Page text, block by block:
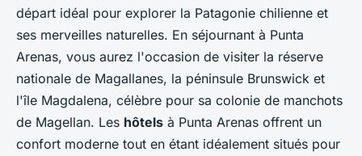
départ idéal pour explorer la Patagonie chilienne et
ses merveilles naturelles. En séjournant à Punta
Arenas, vous aurez l'occasion de visiter la réserve
nationale de Magallanes, la péninsule Brunswick et
l'île Magdalena, célèbre pour sa colonie de manchots
de Magellan. Les hôtels à Punta Arenas offrent un
confort moderne tout en étant idéalement situés pour